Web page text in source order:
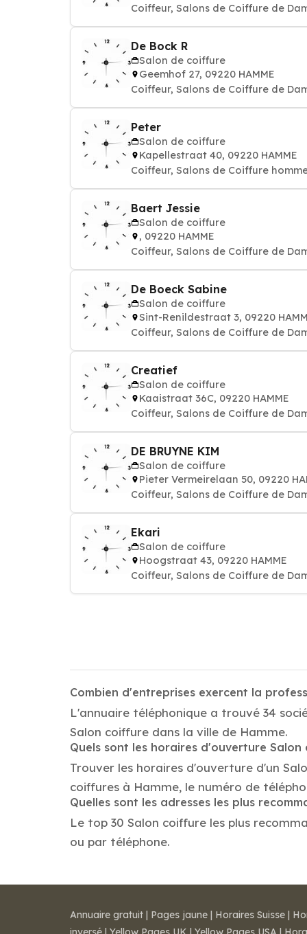
Coiffeur, Salons de Coiffure de
De Bock R
Salon de coiffure
Geemhof 27, 09220 HAMME
Coiffeur, Salons de Coiffure de
Peter
Salon de coiffure
Kapellestraat 40, 09220 HAMME
Coiffeur, Salons de Coiffure
Baert Jessie
Salon de coiffure
, 09220 HAMME
Coiffeur, Salons de Coiffure de
De Boeck Sabine
Salon de coiffure
Sint-Renildestraat 3, 09220
Coiffeur, Salons de Coiffure de
Creatief
Salon de coiffure
Kaaistraat 36C, 09220 HAMME
Coiffeur, Salons de Coiffure de
DE BRUYNE KIM
Salon de coiffure
Pieter Vermeirelaan 50, 09220
Coiffeur, Salons de Coiffure de
Ekari
Salon de coiffure
Hoogstraat 43, 09220 HAMME
Coiffeur, Salons de Coiffure de
Combien d'entreprises exercent la
L'annuaire téléphonique a trouvé 34
Salon coiffure dans la ville de Hamme.
Quels sont les horaires d'ouverture Salon
Trouver les horaires d'ouverture d'un
coiffures à Hamme, le numéro de
Quelles sont les adresses les plus
Le top 30 Salon coiffure les plus
ou par téléphone.
Annuaire gratuit | Pages jaune | Horaires Suisse |